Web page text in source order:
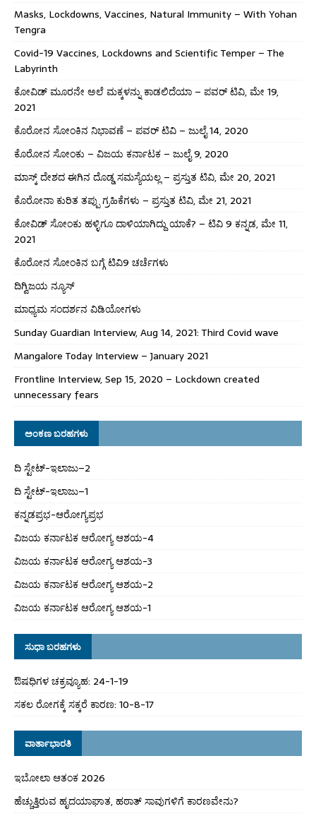
Masks, Lockdowns, Vaccines, Natural Immunity – With Yohan
Tengra
Covid-19 Vaccines, Lockdowns and Scientific Temper – The
Labyrinth
ಕೋವಿಡ್ ಮೂರನೇ ಅಲೆ ಮಕ್ಕಳನ್ನು ಕಾಡಲಿದೆಯಾ – ಪವರ್ ಟಿವಿ, ಮೇ 19,
2021
ಕೊರೋನ ಸೋಂಕಿನ ನಿಭಾವಣೆ – ಪವರ್ ಟಿವಿ – ಜುಲೈ 14, 2020
ಕೊರೋನ ಸೋಂಕು – ವಿಜಯ ಕರ್ನಾಟಕ – ಜುಲೈ 9, 2020
ಮಾಸ್ಕ್ ದೇಶದ ಈಗಿನ ದೊಡ್ಡ ಸಮಸ್ಯೆಯಲ್ಲ – ಪ್ರಸ್ತುತ ಟಿವಿ, ಮೇ 20, 2021
ಕೊರೋನಾ ಕುರಿತ ತಪ್ಪು ಗ್ರಹಿಕೆಗಳು – ಪ್ರಸ್ತುತ ಟಿವಿ, ಮೇ 21, 2021
ಕೋವಿಡ್ ಸೋಂಕು ಹಳ್ಳಿಗೂ ದಾಳಿಯಾಗಿದ್ದು ಯಾಕೆ? – ಟಿವಿ 9 ಕನ್ನಡ, ಮೇ 11,
2021
ಕೊರೋನ ಸೋಂಕಿನ ಬಗ್ಗೆ ಟಿವಿ9 ಚರ್ಚೆಗಳು
ದಿಗ್ವಿಜಯ ನ್ಯೂಸ್
ಮಾಧ್ಯಮ ಸಂದರ್ಶನ ವಿಡಿಯೋಗಳು
Sunday Guardian Interview, Aug 14, 2021: Third Covid wave
Mangalore Today Interview – January 2021
Frontline Interview, Sep 15, 2020 – Lockdown created
unnecessary fears
ಅಂಕಣ ಬರಹಗಳು
ದಿ ಸ್ಟೇಟ್‌-ಇಲಾಜು–2
ದಿ ಸ್ಟೇಟ್‌-ಇಲಾಜು–1
ಕನ್ನಡಪ್ರಭ-ಆರೋಗ್ಯಪ್ರಭ
ವಿಜಯ ಕರ್ನಾಟಕ ಆರೋಗ್ಯ ಆಶಯ-4
ವಿಜಯ ಕರ್ನಾಟಕ ಆರೋಗ್ಯ ಆಶಯ-3
ವಿಜಯ ಕರ್ನಾಟಕ ಆರೋಗ್ಯ ಆಶಯ-2
ವಿಜಯ ಕರ್ನಾಟಕ ಆರೋಗ್ಯ ಆಶಯ-1
ಸುಧಾ ಬರಹಗಳು
ಔಷಧಿಗಳ ಚಕ್ರವ್ಯೂಹ: 24-1-19
ಸಕಲ ರೋಗಕ್ಕೆ ಸಕ್ಕರೆ ಕಾರಣ: 10-8-17
ವಾರ್ತಾಭಾರತಿ
ಇಬೋಲಾ ಆತಂಕ 2026
ಹೆಚ್ಚುತ್ತಿರುವ ಹೃದಯಾಘಾತ, ಹಠಾತ್ ಸಾವುಗಳಿಗೆ ಕಾರಣವೇನು?